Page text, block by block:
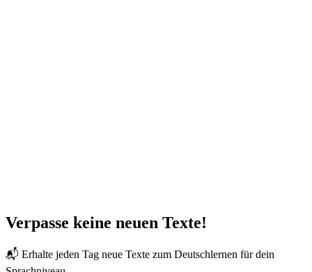
Verpasse keine neuen Texte!
📬 Erhalte jeden Tag neue Texte zum Deutschlernen für dein